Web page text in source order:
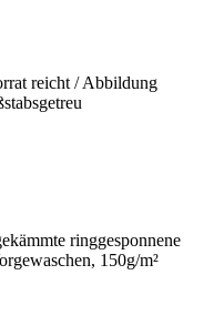
reicht / Abbildung
ringgesponnene
150g/m²